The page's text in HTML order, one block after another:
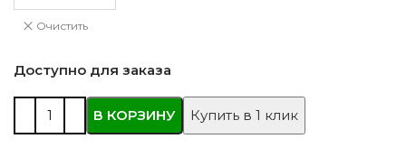
Очистить
Доступно для заказа
В КОРЗИНУ Купить в 1 клик